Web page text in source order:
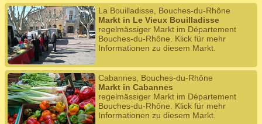
La Bouilladisse, Bouches-du-Rhône
Markt in Le Vieux Bouilladisse
regelmässiger Markt im Département
Bouches-du-Rhône. Klick für mehr
Informationen zu diesem Markt.
Cabannes, Bouches-du-Rhône
Markt in Cabannes
regelmässiger Markt im Département
Bouches-du-Rhône. Klick für mehr
Informationen zu diesem Markt.